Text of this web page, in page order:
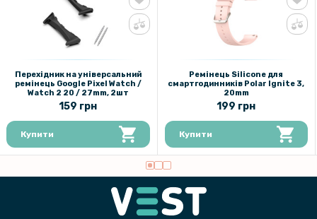
Перехідник на універсальний
ремінець Google Pixel Wаtch /
Watch 2 20 / 27mm, 2шт
159 грн
Купити
Ремінець Silicone для
смартгодинників Polar Ignite 3,
20mm
199 грн
Купити